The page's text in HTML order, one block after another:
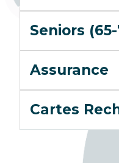
Seniors
Assurance
Cartes